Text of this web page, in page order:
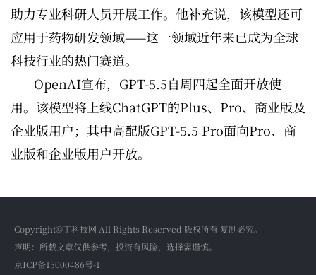
助力专业科研人员开展工作。他补充说，该模型还可
应用于药物研发领域——这一领域近年来已成为全球
科技行业的热门赛道。
OpenAI宣布，GPT-5.5自周四起全面开放使
用。该模型将上线ChatGPT的Plus、Pro、商业版及
企业版用户；其中高配版GPT-5.5 Pro面向Pro、商
业版和企业版用户开放。
Copyright©丁科技网 All Rights Reserved 版权所有 复制必究。
声明：所载文章仅供参考，投资有风险，选择需谨慎。
京ICP备15000486号-1